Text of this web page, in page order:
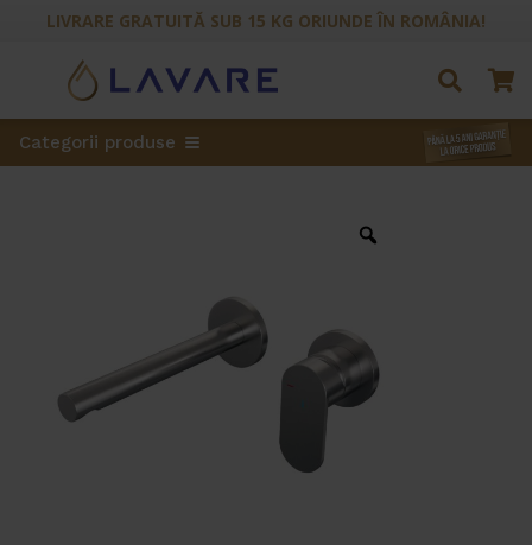
LIVRARE GRATUITĂ SUB 15 KG ORIUNDE ÎN ROMÂNIA!
Categorii produse